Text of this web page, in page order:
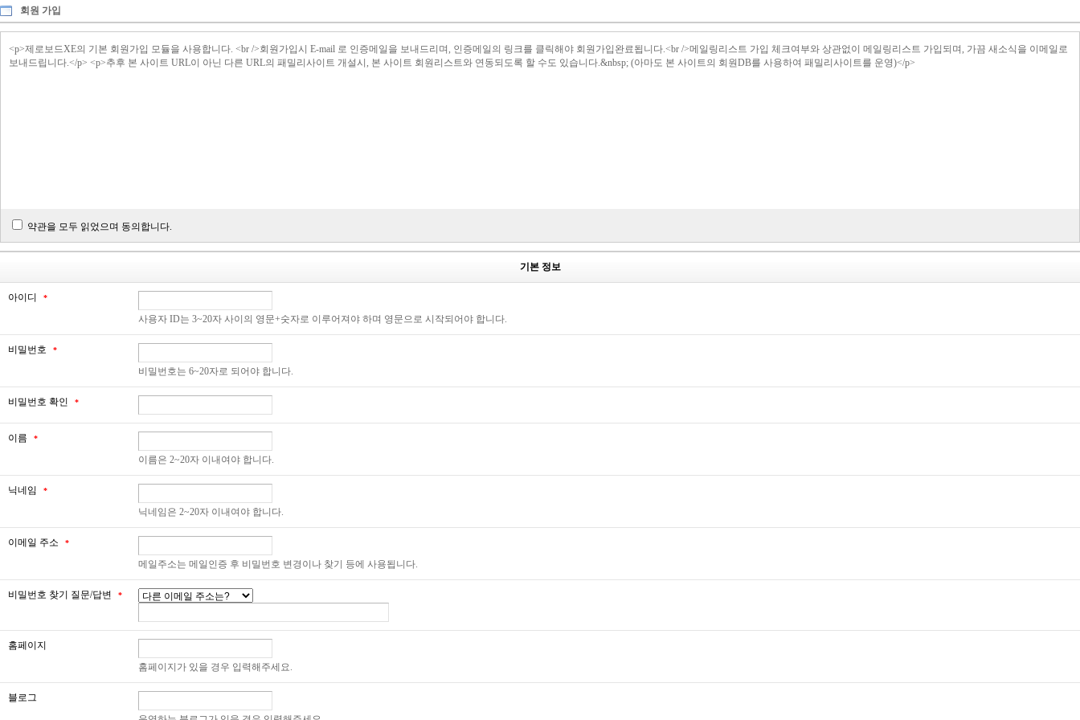
회원 가입
<p>제로보드XE의 기본 회원가입 모듈을 사용합니다. <br />회원가입시 E-mail 로 인증메일을 보내드리며, 인증메일의 링크를 클릭해야 회원가입완료됩니다.<br />메일링리스트 가입 체크여부와 상관없이 메일링리스트 가입되며, 가끔 새소식을 이메일로
보내드립니다.</p> <p>추후 본 사이트 URL이 아닌 다른 URL의 패밀리사이트 개설시, 본 사이트 회원리스트와 연동되도록 할 수도 있습니다.&nbsp; (아마도 본 사이트의 회원DB를 사용하여 패밀리사이트를 운영)</p>
약관을 모두 읽었으며 동의합니다.
기본 정보
아이디 *
사용자 ID는 3~20자 사이의 영문+숫자로 이루어져야 하며 영문으로 시작되어야 합니다.
비밀번호 *
비밀번호는 6~20자로 되어야 합니다.
비밀번호 확인 *
이름 *
이름은 2~20자 이내여야 합니다.
닉네임 *
닉네임은 2~20자 이내여야 합니다.
이메일 주소 *
메일주소는 메일인증 후 비밀번호 변경이나 찾기 등에 사용됩니다.
비밀번호 찾기 질문/답변 *
홈페이지
홈페이지가 있을 경우 입력해주세요.
블로그